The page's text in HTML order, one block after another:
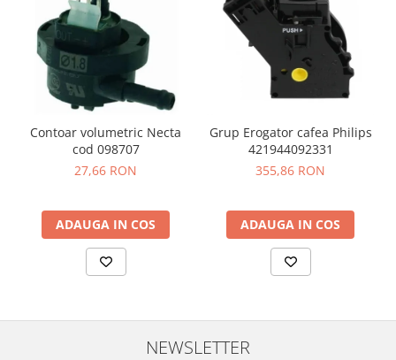
Contoar volumetric Necta
cod 098707
27,66 RON
ADAUGA IN COS
Grup Erogator cafea Philips
421944092331
355,86 RON
ADAUGA IN COS
NEWSLETTER